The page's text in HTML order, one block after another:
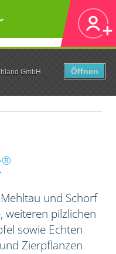
GmbH
Öffnen
®
und Schorf
weiteren pilzlichen
sowie Echten
Zierpflanzen